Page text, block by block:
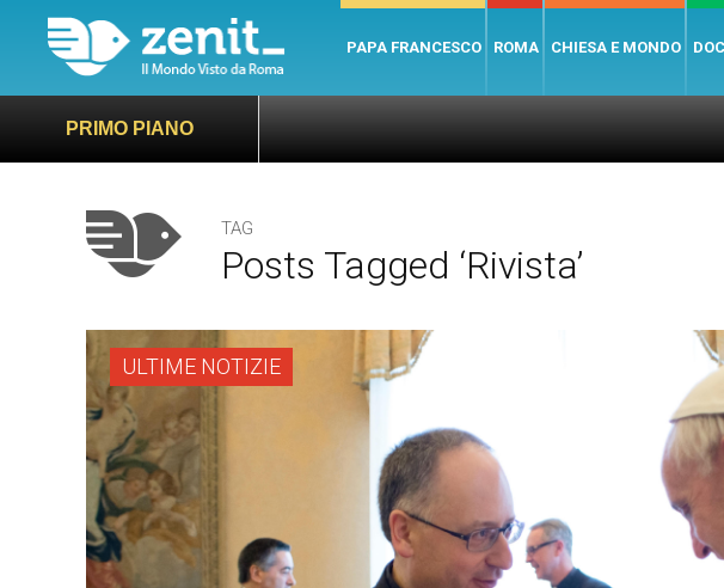
PAPA FRANCESCO ROMA CHIESA E MONDO
PRIMO PIANO Il
TAG
Posts Tagged ‘rivista’
ULTIME NOTIZIE